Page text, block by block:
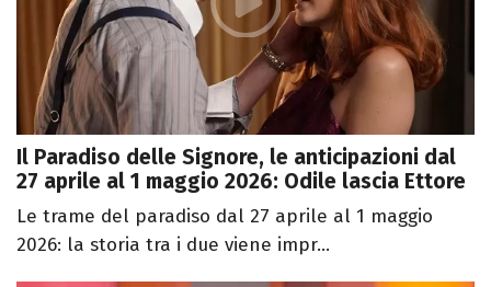
Il Paradiso delle Signore, le anticipazioni dal
27 aprile al 1 maggio 2026: Odile lascia Ettore
Le trame del paradiso dal 27 aprile al 1 maggio
2026: la storia tra i due viene impr...